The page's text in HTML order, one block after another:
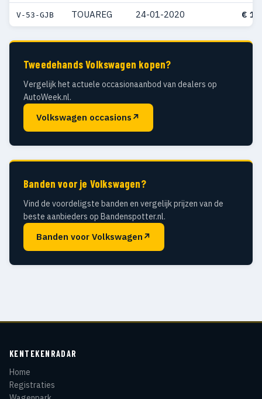
V-53-GJB TOUAREG 24-01-2020 €
Tweedehands Volkswagen kopen?
Vergelijk het actuele occasionaanbod van dealers op
AutoWeek.nl.
Volkswagen occasions ↗
Banden voor je Volkswagen?
Vind de voordeligste banden en vergelijk prijzen van de
beste aanbieders op Bandenspotter.nl.
Banden voor Volkswagen ↗
KENTEKENRADAR
Home
Registraties